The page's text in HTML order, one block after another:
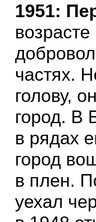
1951:
частях.
голову,
город. В
в рядах
город
в плен.
уехал